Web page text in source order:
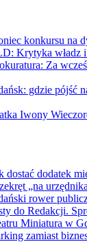
konkursu na
Krytyka władz
Za
gdzie pójść
Iwony
dostać dodatek
„na
rower
do Redakcji.
Miniatura w
zamiast